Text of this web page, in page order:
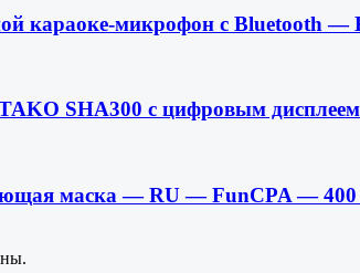
караоке-микрофон с Bluetooth
SHA300 с цифровым
маска — RU — FunCPA — 400